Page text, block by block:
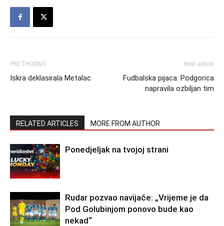
PRETHODNO
Iskra deklasirala Metalac
Next article
Fudbalska pijaca: Podgorica
napravila ozbiljan tim
RELATED ARTICLES MORE FROM AUTHOR
Ponedjeljak na tvojoj strani
Rudar pozvao navijače: „Vrijeme je da
Pod Golubinjom ponovo bude kao
nekad“